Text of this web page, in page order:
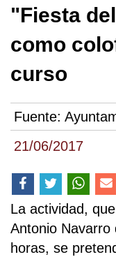
21/06/2017
"Fiesta
como
curso
Fuente:
La actividad,
Antonio Navarro
horas, se